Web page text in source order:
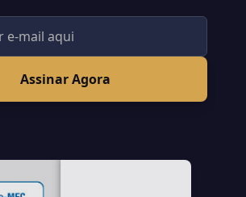
Assinar Agora